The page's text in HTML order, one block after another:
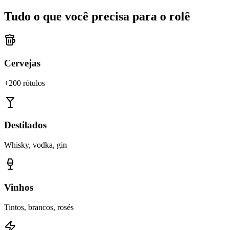
Tudo o que você precisa para o rolê
Cervejas
+200 rótulos
Destilados
Whisky, vodka, gin
Vinhos
Tintos, brancos, rosés